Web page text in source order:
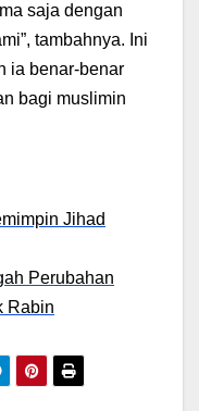
saja dengan
tambahnya. Ini
ia benar-benar
bagi muslimin
Jihad
Perubahan
Rabin